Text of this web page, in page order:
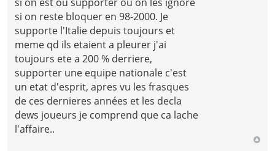
si on reste bloquer en 98-2000. Je
supporte l'Italie depuis toujours et
meme qd ils etaient a pleurer j'ai
toujours ete a 200 % derriere,
supporter une equipe nationale c'est
un etat d'esprit, apres vu les frasques
de ces dernieres années et les decla
dews joueurs je comprend que ca lache
l'affaire..